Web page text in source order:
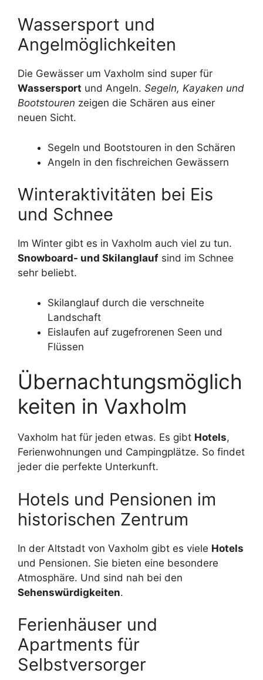
Wassersport und
Angelmöglichkeiten
Die Gewässer um Vaxholm sind super für
Wassersport und Angeln. Segeln, Kayaken und
Bootstouren zeigen die Schären aus einer
neuen Sicht.
Segeln und Bootstouren in den Schären
Angeln in den fischreichen Gewässern
Winteraktivitäten bei Eis
und Schnee
Im Winter gibt es in Vaxholm auch viel zu tun.
Snowboard- und Skilanglauf sind im Schnee
sehr beliebt.
Skilanglauf durch die verschneite
Landschaft
Eislaufen auf zugefrorenen Seen und
Flüssen
Übernachtungsmöglich
keiten in Vaxholm
Vaxholm hat für jeden etwas. Es gibt Hotels,
Ferienwohnungen und Campingplätze. So findet
jeder die perfekte Unterkunft.
Hotels und Pensionen im
historischen Zentrum
In der Altstadt von Vaxholm gibt es viele Hotels
und Pensionen. Sie bieten eine besondere
Atmosphäre. Und sind nah bei den
Sehenswürdigkeiten.
Ferienhäuser und
Apartments für
Selbstversorger